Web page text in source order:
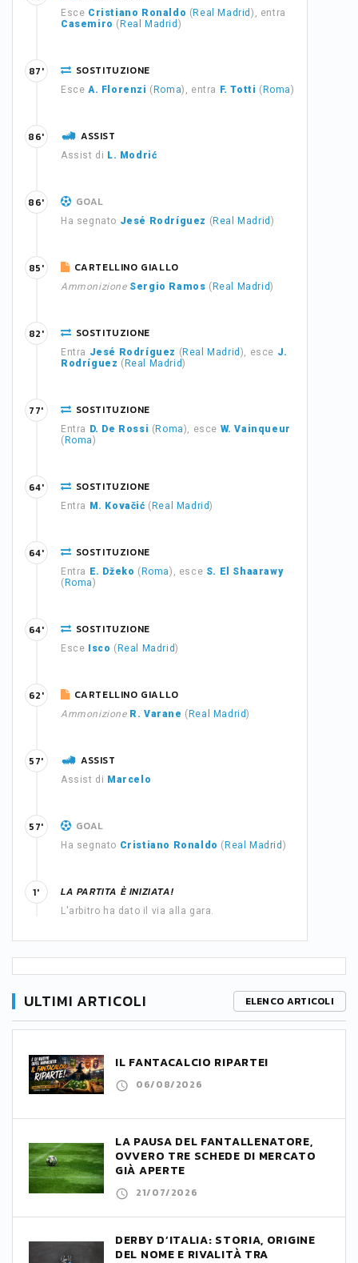
Esce Cristiano Ronaldo ( Real Madrid), entra
Casemiro ( Real Madrid )
SOSTITUZIONE
Esce A. Florenzi ( Roma), entra F. Totti ( Roma)
87'
ASSIST
Assist di L. Modrić
86'
GOAL
Ha segnato Jesé Rodríguez ( Real Madrid )
86'
CARTELLINO GIALLO
Ammonizione Sergio Ramos ( Real Madrid)
85'
SOSTITUZIONE
Entra Jesé Rodríguez ( Real Madrid ), esce J.
Rodríguez ( Real Madrid)
82'
SOSTITUZIONE
Entra D. De Rossi ( Roma), esce W. Vainqueur
( Roma)
77'
SOSTITUZIONE
Entra M. Kovačić ( Real Madrid)
64'
SOSTITUZIONE
Entra E. Džeko ( Roma), esce S. El Shaarawy
( Roma)
64'
SOSTITUZIONE
Esce Isco ( Real Madrid)
64'
CARTELLINO GIALLO
Ammonizione R. Varane ( Real Madrid)
62'
ASSIST
Assist di Marcelo
57'
GOAL
Ha segnato Cristiano Ronaldo ( Real Madrid )
57'
LA PARTITA È INIZIATA!
L'arbitro ha dato il via alla gara.
1'
ULTIMI ARTICOLI ELENCO ARTICOLI
IL FANTACALCIO RIPARTE!
06/08/2026
LA PAUSA DEL FANTALLENATORE,
OVVERO TRE SCHEDE DI MERCATO
GIÀ APERTE
21/07/2026
DERBY D’ITALIA: STORIA, ORIGINE
DEL NOME E RIVALITÀ TRA